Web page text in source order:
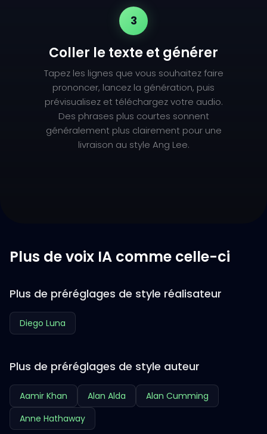
3
Coller le texte et générer
Tapez les lignes que vous souhaitez faire
prononcer, lancez la génération, puis
prévisualisez et téléchargez votre audio.
Des phrases plus courtes sonnent
généralement plus clairement pour une
livraison au style Ang Lee.
Plus de voix IA comme celle-ci
Plus de préréglages de style réalisateur
Diego Luna
Plus de préréglages de style auteur
Aamir Khan Alan Alda
Alan Cumming
Anne Hathaway